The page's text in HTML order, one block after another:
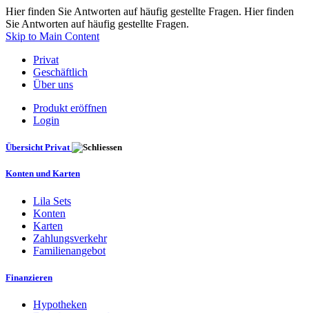
Hier finden Sie Antworten auf häufig gestellte Fragen. Hier finden
Sie Antworten auf häufig gestellte Fragen.
Skip to Main Content
Privat
Geschäftlich
Über uns
Produkt eröffnen
Login
Übersicht Privat
Konten und Karten
Lila Sets
Konten
Karten
Zahlungsverkehr
Familienangebot
Finanzieren
Hypotheken